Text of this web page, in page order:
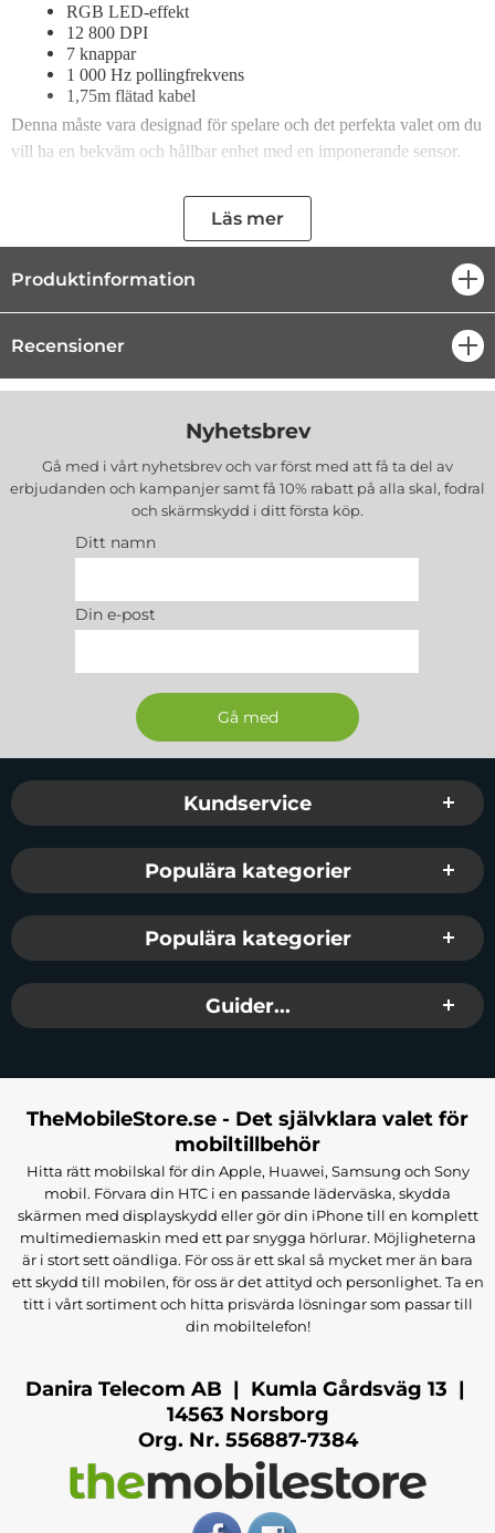
RGB LED-effekt
12 800 DPI
7 knappar
1 000 Hz pollingfrekvens
1,75m flätad kabel
Denna måste vara designad för spelare och det perfekta valet om du
vill ha en bekväm och hållbar enhet med en imponerande sensor.
varje rörelse med perfekt precision.
Den konturerade designen och den ergonomiska formen på denna
North gamingmus hjälper utmattning av hanteras under spelet. Det
Tillverkare: NORTH
Läs mer
Produktinformation
Recensioner
Nyhetsbrev
Gå med i vårt nyhetsbrev och var först med att få ta del av
erbjudanden och kampanjer samt få 10% rabatt på alla skal, fodral
och skärmskydd i ditt första köp.
Ditt namn
Din e-post
Sidfot Blandad info och länkar
Kundservice
Populära kategorier
Populära kategorier
Guider...
TheMobileStore.se - Det självklara valet för
mobiltillbehör
Hitta rätt mobilskal för din Apple, Huawei, Samsung och Sony
mobil. Förvara din HTC i en passande läderväska, skydda
skärmen med displayskydd eller gör din iPhone till en komplett
multimediemaskin med ett par snygga hörlurar. Möjligheterna
är i stort sett oändliga. För oss är ett skal så mycket mer än bara
ett skydd till mobilen, för oss är det attityd och personlighet. Ta en
titt i vårt sortiment och hitta prisvärda lösningar som passar till
din mobiltelefon!
Danira Telecom AB | Kumla Gårdsväg 13 |
14563 Norsborg
Org. Nr. 556887-7384